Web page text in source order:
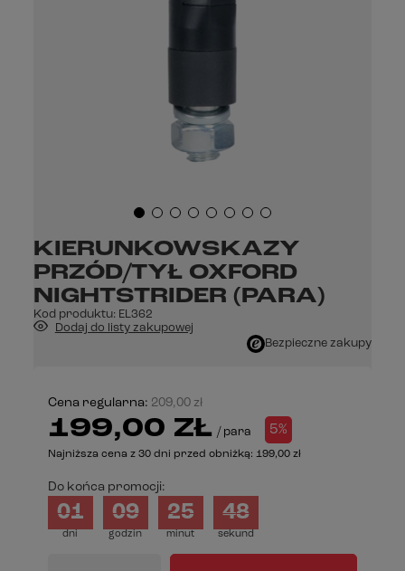
KIERUNKOWSKAZY
PRZÓD/TYŁ OXFORD
NIGHTSTRIDER (PARA)
Kod produktu: EL362
Dodaj do listy zakupowej
Bezpieczne zakupy
Cena regularna: 209,00 zł
199,00 ZŁ / para 5%
Najniższa cena z 30 dni przed obniżką: 199,00 zł
Do końca promocji:
dni
01
godzin
09
minut
25
sekund
47